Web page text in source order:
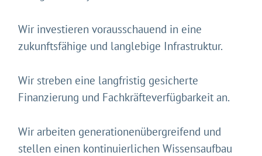
Wir investieren vorausschauend in eine
zukunftsfähige und langlebige Infrastruktur.
Wir streben eine langfristig gesicherte
Finanzierung und Fachkräfteverfügbarkeit an.
Wir arbeiten generationenübergreifend und
stellen einen kontinuierlichen Wissensaufbau